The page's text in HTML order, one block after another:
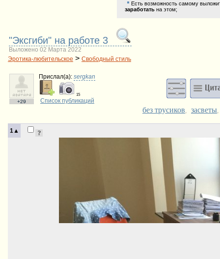
Есть возможность самому
заработать на этом;
"Эксгиби" на работе 3
Выложено 02 Марта 2022
Эротика-любительское > Свободный стиль
+29
Прислал(a): sergkan
15
Список публикаций
без трусиков, засветы
1▲